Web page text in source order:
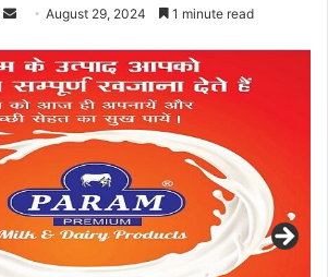
Send
email
August 29, 2024 1 minute read